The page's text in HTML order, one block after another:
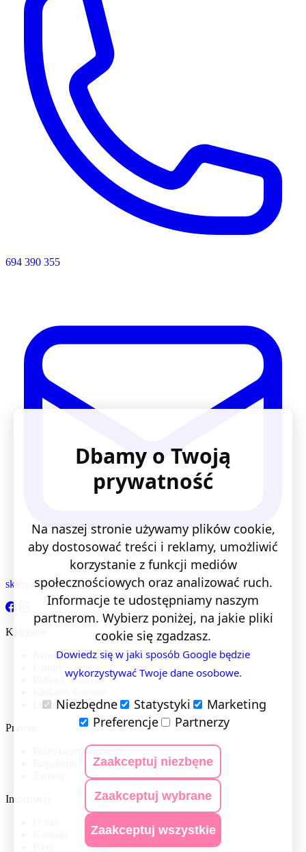
694 390 355
sklep@lentis.pl
Kategorie
Nowości
Lampy wiszące
Plafony sufitowe
Lustra LED
Prawne
Polityka prywatności
Informacje
Dbamy o Twoją
prywatność
Na naszej stronie używamy plików cookie,
aby dostosować treści i reklamy, umożliwić
korzystanie z funkcji mediów
społecznościowych oraz analizować ruch.
Informacje te udostępniamy naszym
partnerom. Wybierz poniżej, na jakie pliki
cookie się zgadzasz.
Dowiedz się w jaki sposób Google będzie
wykorzystywać Twoje dane osobowe.
Niezbędne Statystyki
Marketing
Preferencje
Partnerzy
Zaakceptuj niezbęne
Zaakceptuj wybrane
Zaakceptuj wszystkie